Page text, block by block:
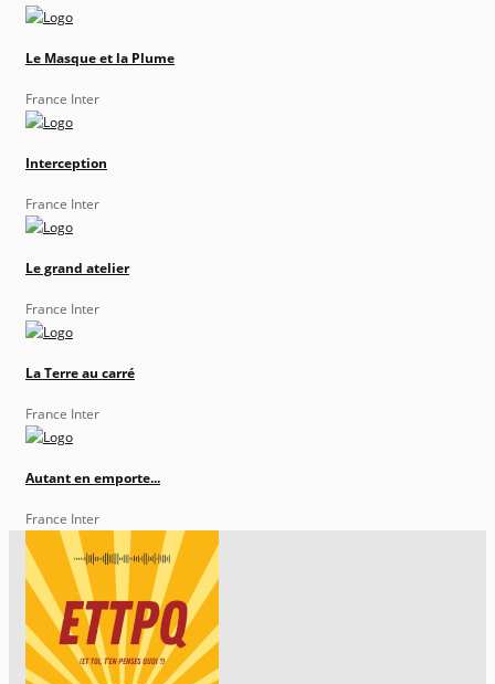
Le Masque et la Plume
France Inter
Interception
France Inter
Le grand atelier
France Inter
La Terre au carré
France Inter
Autant en emporte...
France Inter